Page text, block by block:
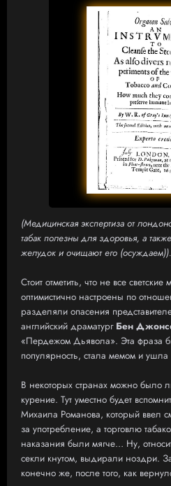
(Медицинская экспертиза от
табак полезны для здоровья, а
желудок и очищают его (осуждаем)).
Стоит отметить, что не все
оптимистично настроены по
разделяли опасения
английский драматург Бен
«Пердежом Дьявола». Эта фраза
популярность, стала мемом и
В некоторых странах можно было
курение. Тут уместно будет
Михаила Романова, который ввел
за употребление, а торговлю
наказания были мягче… Ну,
секли кнутом, выдирали ноздри.
конечно же, после того, как